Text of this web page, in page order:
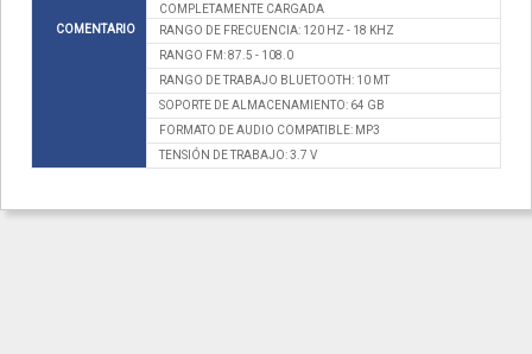
COMENTARIO
COMPLETAMENTE CARGADA
RANGO DE FRECUENCIA: 120 HZ - 18 KHZ
RANGO FM: 87.5 - 108.0
RANGO DE TRABAJO BLUETOOTH: 10 MT
SOPORTE DE ALMACENAMIENTO: 64 GB
FORMATO DE AUDIO COMPATIBLE: MP3
TENSIÓN DE TRABAJO: 3.7 V